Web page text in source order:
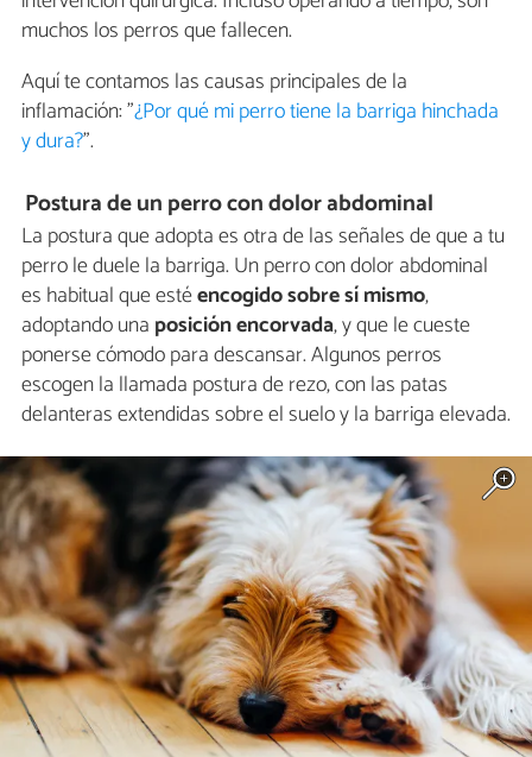
muchos los perros que fallecen.
Aquí te contamos las causas principales de la
inflamación: "¿Por qué mi perro tiene la barriga hinchada
y dura?".
Postura de un perro con dolor abdominal
La postura que adopta es otra de las señales de que a tu
perro le duele la barriga. Un perro con dolor abdominal
es habitual que estéencogido sobre sí mismo,
adoptando una posición encorvada, y que le cueste
ponerse cómodo para descansar. Algunos perros
escogen la llamada postura de rezo, con las patas
delanteras extendidas sobre el suelo y la barriga elevada.